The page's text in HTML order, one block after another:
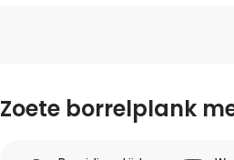
Zoete borrelplank